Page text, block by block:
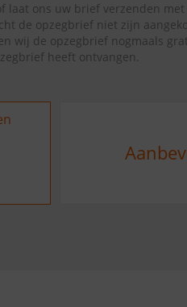
laat ons uw brief verzenden met
de opzegbrief niet zijn
wij de opzegbrief nogmaals
heeft ontvangen.